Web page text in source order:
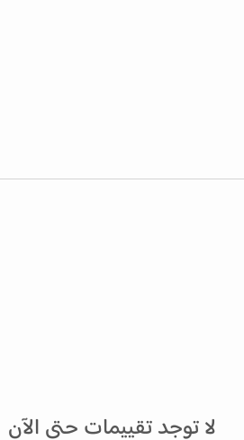
لا توجد تقييمات حتى الآن